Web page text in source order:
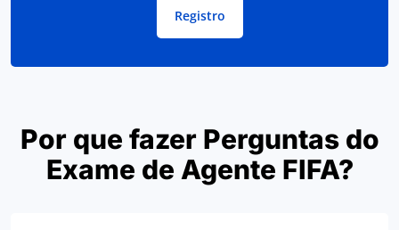
Registro
Por que fazer Perguntas do
Exame de Agente FIFA?